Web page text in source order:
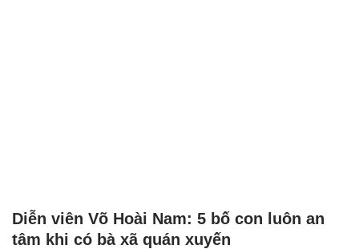
Diễn viên Võ Hoài Nam: 5 bố con luôn an
tâm khi có bà xã quán xuyến